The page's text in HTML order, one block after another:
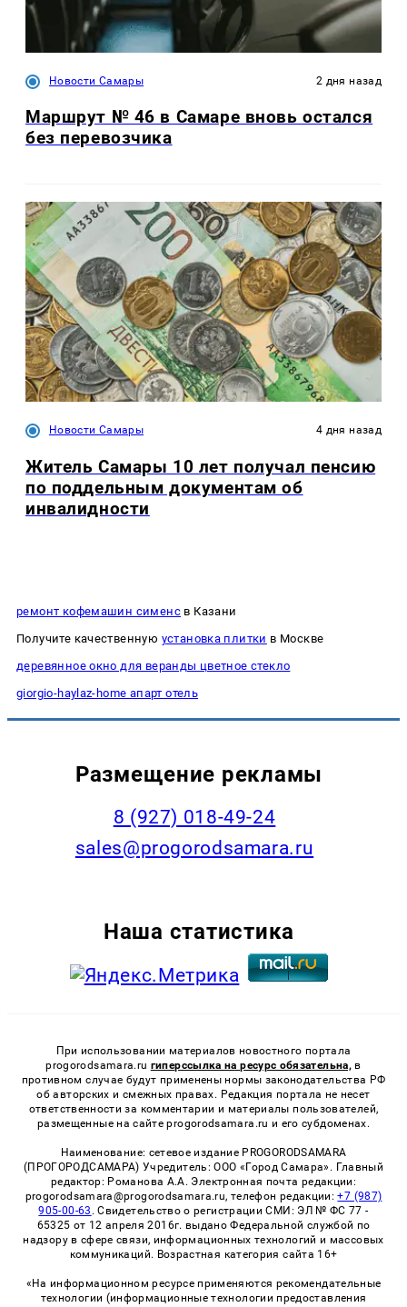
Новости Самары 2 дня назад
Маршрут № 46 в Самаре вновь остался
без перевозчика
Новости Самары 4 дня назад
Житель Самары 10 лет получал пенсию
по поддельным документам об
инвалидности
ремонт кофемашин сименсв Казани
Получите качественную установка плитки в Москве
деревянное окно для веранды цветное стекло
giorgio-haylaz-home апарт отель
Размещение рекламы
8 (927) 018-49-24
sales@progorodsamara.ru
Наша статистика
При использовании материалов новостного портала
progorodsamara.ru гиперссылка на ресурс обязательна, в
противном случае будут применены нормы законодательства РФ
об авторских и смежных правах. Редакция портала не несет
ответственности за комментарии и материалы пользователей,
размещенные на сайте progorodsamara.ru и его субдоменах.
Наименование: сетевое издание PROGORODSAMARA
(ПРОГОРОДСАМАРА) Учредитель: ООО «Город Самара». Главный
редактор: Романова А.А. Электронная почта редакции:
progorodsamara@progorodsamara.ru, телефон редакции:+7 (987)
905-00-63 . Свидетельство о регистрации СМИ: ЭЛ № ФС 77 -
65325 от 12 апреля 2016г. выдано Федеральной службой по
надзору в сфере связи, информационных технологий и массовых
коммуникаций. Возрастная категория сайта 16+
«На информационном ресурсе применяются рекомендательные
технологии (информационные технологии предоставления